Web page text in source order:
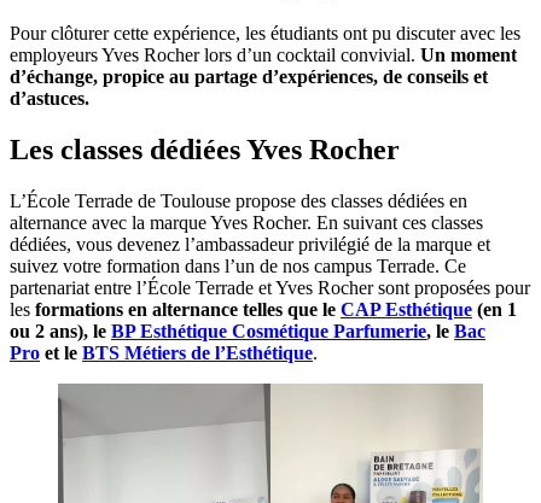
Pour clôturer cette expérience, les étudiants ont pu discuter avec les
employeurs Yves Rocher lors d’un cocktail convivial. Un moment
d’échange, propice au partage d’expériences, de conseils et
d’astuces.
Les classes dédiées Yves Rocher
L’École Terrade de Toulouse propose des classes dédiées en
alternance avec la marque Yves Rocher. En suivant ces classes
dédiées, vous devenez l’ambassadeur privilégié de la marque et
suivez votre formation dans l’un de nos campus Terrade. Ce
partenariat entre l’École Terrade et Yves Rocher sont proposées pour
les formations en alternance telles que le CAP Esthétique (en 1
ou 2 ans), le BP Esthétique Cosmétique Parfumerie, le Bac
Pro et le BTS Métiers de l’Esthétique.